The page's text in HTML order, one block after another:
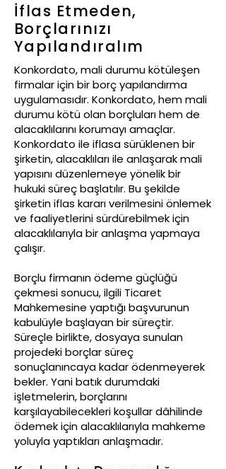
İflas Etmeden,
Borçlarınızı
Yapılandıralım
Konkordato, mali durumu kötüleşen
firmalar için bir borç yapılandırma
uygulamasıdır. Konkordato, hem mali
durumu kötü olan borçluları hem de
alacaklılarını korumayı amaçlar.
Konkordato ile iflasa sürüklenen bir
şirketin, alacaklıları ile anlaşarak mali
yapısını düzenlemeye yönelik bir
hukuki süreç başlatılır. Bu şekilde
şirketin iflas kararı verilmesini önlemek
ve faaliyetlerini sürdürebilmek için
alacaklılarıyla bir anlaşma yapmaya
çalışır.
Borçlu firmanın ödeme güçlüğü
çekmesi sonucu, ilgili Ticaret
Mahkemesine yaptığı başvurunun
kabulüyle başlayan bir süreçtir.
Süreçle birlikte, dosyaya sunulan
projedeki borçlar süreç
sonuçlanıncaya kadar ödenmeyerek
bekler. Yani batık durumdaki
işletmelerin, borçlarını
karşılayabilecekleri koşullar dâhilinde
ödemek için alacaklılarıyla mahkeme
yoluyla yaptıkları anlaşmadır.